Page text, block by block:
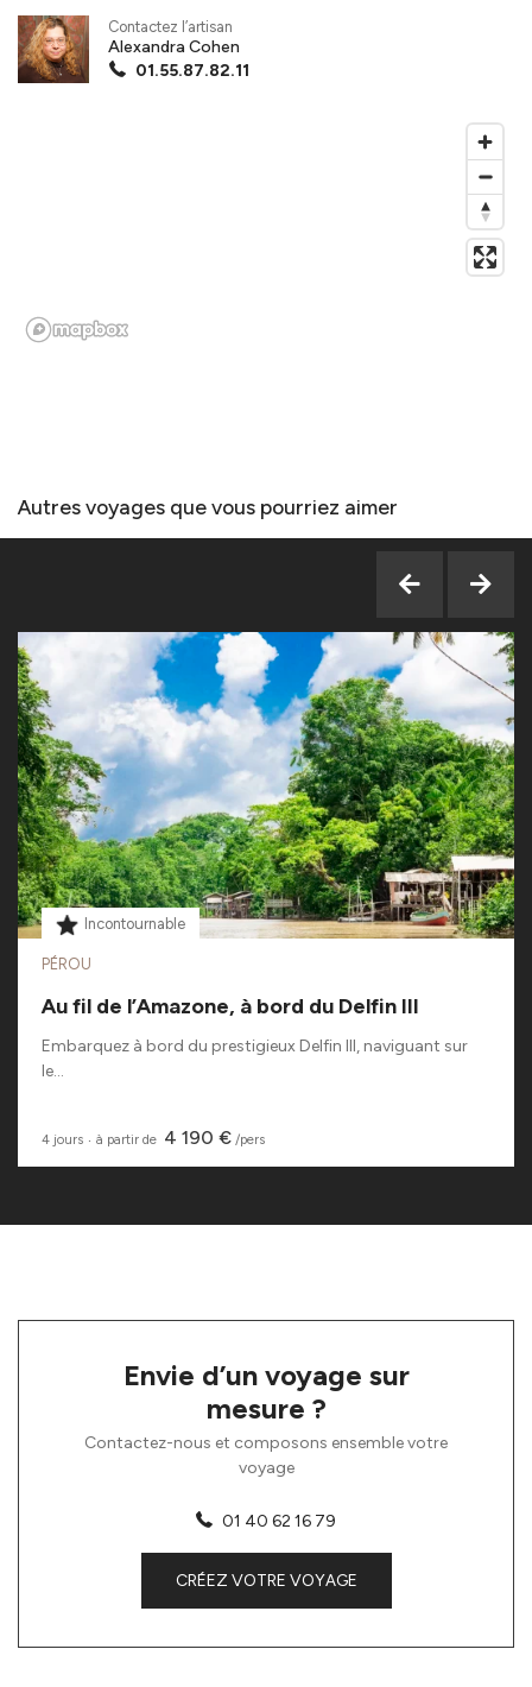
Contactez l’artisan
Alexandra Cohen
01.55.87.82.11
Autres voyages que vous pourriez aimer
Incontournable
PÉROU
Au fil de l’Amazone, à bord du Delfin III
Embarquez à bord du prestigieux Delfin III, naviguant sur
le...
4 jours ‧ à partir de 4 190 € /pers
Envie d’un voyage sur
mesure ?
Contactez-nous et composons ensemble votre
voyage
01 40 62 16 79
CRÉEZ VOTRE VOYAGE